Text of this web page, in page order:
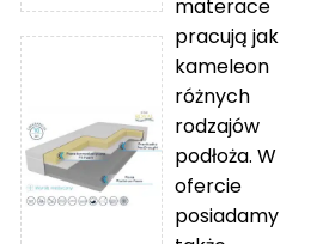
od
6
044 zł
materace
pracują jak
kameleon
różnych
rodzajów
podłoża. W
ofercie
posiadamy